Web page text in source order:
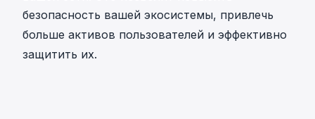
безопасность вашей экосистемы, привлечь
больше активов пользователей и эффективно
защитить их.